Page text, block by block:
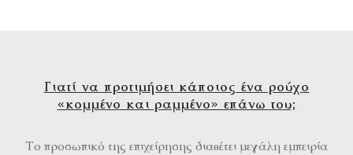
Γιατί να προτιμήσει κάποιος ένα ρούχο
«κομμένο και ραμμένο» επάνω του;
Το προσωπικό της επιχείρησης διαθέτει μεγάλη εμπειρία